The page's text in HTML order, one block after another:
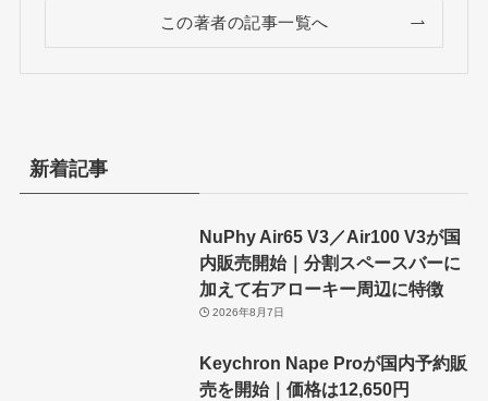
この著者の記事一覧へ
新着記事
NuPhy Air65 V3／Air100 V3が国
内販売開始｜分割スペースバーに
加えて右アローキー周辺に特徴
2026年8月7日
Keychron Nape Proが国内予約販
売を開始｜価格は12,650円